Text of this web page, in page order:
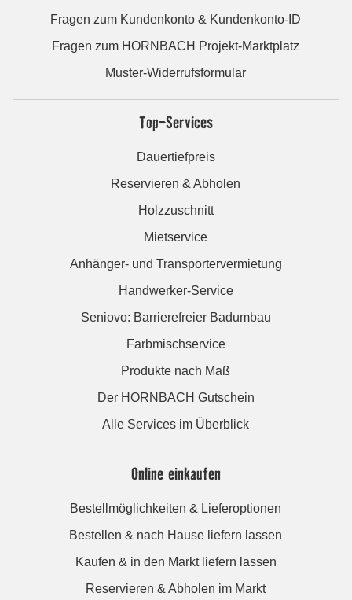
Fragen zum Kundenkonto & Kundenkonto-ID
Fragen zum HORNBACH Projekt-Marktplatz
Muster-Widerrufsformular
Top-Services
Dauertiefpreis
Reservieren & Abholen
Holzzuschnitt
Mietservice
Anhänger- und Transportervermietung
Handwerker-Service
Seniovo: Barrierefreier Badumbau
Farbmischservice
Produkte nach Maß
Der HORNBACH Gutschein
Alle Services im Überblick
Online einkaufen
Bestellmöglichkeiten & Lieferoptionen
Bestellen & nach Hause liefern lassen
Kaufen & in den Markt liefern lassen
Reservieren & Abholen im Markt